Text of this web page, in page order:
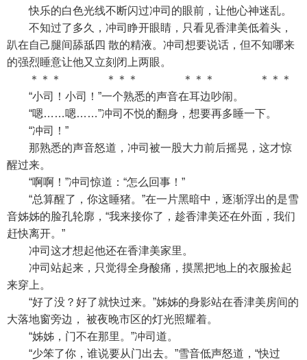
快乐的白色光线不断闪过冲司的眼前，让他心神迷乱。
不知过了多久，冲司睁开眼睛，只看见香津美低着头，
趴在自己腿间舔舐四 散的精液。冲司想要说话，但不知哪来
的强烈睡意让他又立刻闭上两眼。
＊＊＊ ＊＊＊ ＊＊＊ ＊＊＊
“小司！小司！”一个熟悉的声音在耳边吵闹。
“嗯……嗯……”冲司不悦的翻身，想要再多睡一下。
“冲司！”
那熟悉的声音怒道，冲司被一股大力前后摇晃，这才惊
醒过来。
“啊啊！”冲司惊道：“怎么回事！”
“总算醒了，你这睡猪。”在一片黑暗中，逐渐浮出的是雪
音姊姊的脸孔轮廓，“我来接你了，趁香津美还在外面，我们
赶快离开。”
冲司这才想起他还在香津美家里。
冲司站起来，只觉得全身酸痛，摸黑把地上的衣服捡起
来穿上。
“好了没？好了就快过来。”姊姊的身影站在香津美房间的
大落地窗旁边， 被夜晚市区的灯光照耀着。
“姊姊，门不在那里。”冲司道。
“少笨了你，谁说要从门出去。”雪音低声怒道，“快过